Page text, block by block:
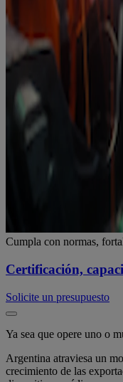
Cumpla con normas,
Certificación,
Solicite un presupuesto
Ya sea que opere uno o
Argentina atraviesa un
crecimiento de las